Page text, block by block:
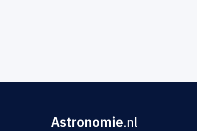
Astronomie.nl